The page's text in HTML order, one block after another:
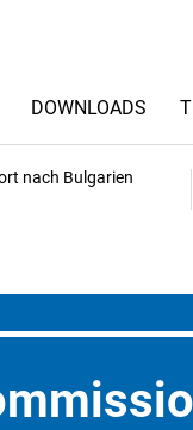
DOWNLOADS
nach Bulgarien